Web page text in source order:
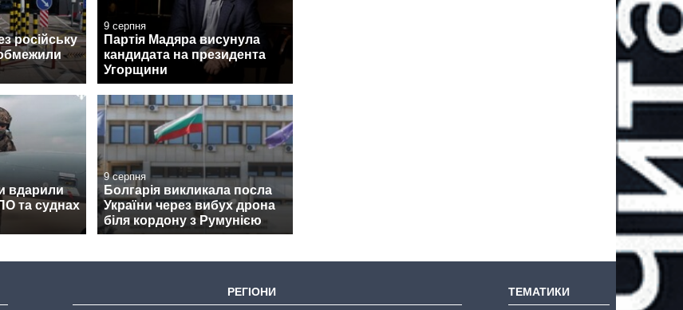
російську
9 серпня
Партія Мадяра висунула
кандидата на президента
Угорщини
вдарили
та суднах
9 серпня
Болгарія викликала посла
України через вибух дрона
біля кордону з Румунією
РЕГІОНИ ТЕМАТИКИ